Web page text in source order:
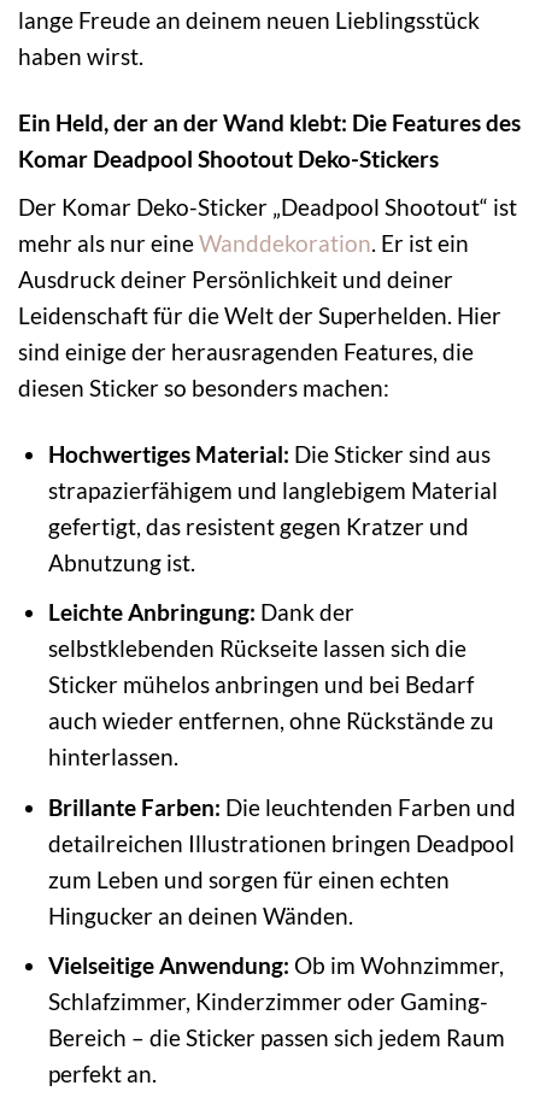
lange Freude an deinem neuen Lieblingsstück
haben wirst.
Ein Held, der an der Wand klebt: Die Features des
Komar Deadpool Shootout Deko-Stickers
Der Komar Deko-Sticker „Deadpool Shootout“ ist
mehr als nur eineWanddekoration . Er ist ein
Ausdruck deiner Persönlichkeit und deiner
Leidenschaft für die Welt der Superhelden. Hier
sind einige der herausragenden Features, die
diesen Sticker so besonders machen:
Hochwertiges Material: Die Sticker sind aus
strapazierfähigem und langlebigem Material
gefertigt, das resistent gegen Kratzer und
Abnutzung ist.
Leichte Anbringung: Dank der
selbstklebenden Rückseite lassen sich die
Sticker mühelos anbringen und bei Bedarf
auch wieder entfernen, ohne Rückstände zu
hinterlassen.
Brillante Farben: Die leuchtenden Farben und
detailreichen Illustrationen bringen Deadpool
zum Leben und sorgen für einen echten
Hingucker an deinen Wänden.
Vielseitige Anwendung: Ob im Wohnzimmer,
Schlafzimmer, Kinderzimmer oder Gaming-
Bereich – die Sticker passen sich jedem Raum
perfekt an.